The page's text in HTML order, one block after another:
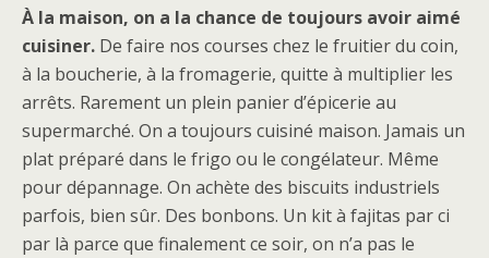
À la maison, on a la chance de toujours avoir aimé
cuisiner. De faire nos courses chez le fruitier du coin,
à la boucherie, à la fromagerie, quitte à multiplier les
arrêts. Rarement un plein panier d’épicerie au
supermarché. On a toujours cuisiné maison. Jamais un
plat préparé dans le frigo ou le congélateur. Même
pour dépannage. On achète des biscuits industriels
parfois, bien sûr. Des bonbons. Un kit à fajitas par ci
par là parce que finalement ce soir, on n’a pas le